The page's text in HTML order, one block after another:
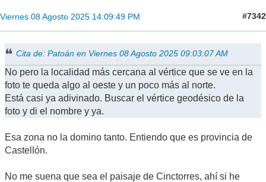
Viernes 08 Agosto 2025 14:09:49 PM #7342
Cita de: Patoán en Viernes 08 Agosto 2025 09:03:07 AM
No pero la localidad más cercana al vértice que se ve en la
foto te queda algo al oeste y un poco más al norte.
Está casi ya adivinado. Buscar el vértice geodésico de la
foto y di el nombre y ya.
Esa zona no la domino tanto. Entiendo que es provincia de
Castellón.
No me suena que sea el paisaje de Cinctorres, ahí si he